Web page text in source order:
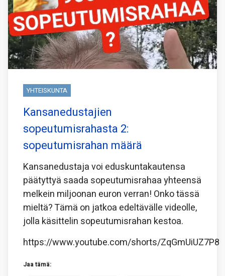
YHTEISKUNTA
Kansanedustajien
sopeutumisrahasta 2:
sopeutumisrahan määrä
Kansanedustaja voi eduskuntakautensa
päätyttyä saada sopeutumisrahaa yhteensä
melkein miljoonan euron verran! Onko tässä
mieltä? Tämä on jatkoa edeltävälle videolle,
jolla käsittelin sopeutumisrahan kestoa.
https://www.youtube.com/shorts/ZqGmUiUZ7P8
Jaa tämä: